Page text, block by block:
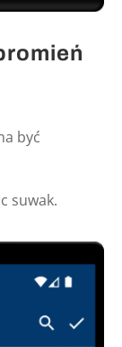
być
suwak.